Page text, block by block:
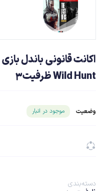
Wild Hunt ظرفیت3
وضعیت موجود در انبارشناسه محصول ۲۳۶۵۷
دسته‌بندی